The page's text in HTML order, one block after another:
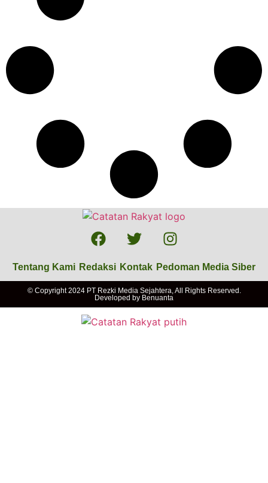
Tentang Kami Redaksi Kontak Pedoman Media Siber
© Copyright 2024 PT Rezki Media Sejahtera, All Rights Reserved.
Developed by Benuanta